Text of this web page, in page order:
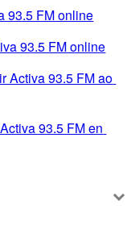
93.5 FM online
93.5 FM online
Activa 93.5 FM ao
93.5 FM en